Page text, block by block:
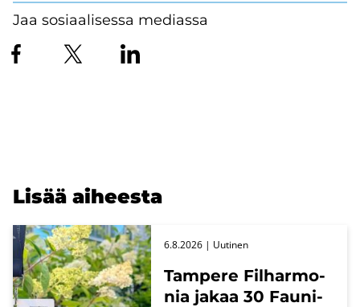
Jaa sosiaalisessa mediassa
Lisää ai­hees­ta
Tam­pe­re Fil­har­mo­
nia jakaa 30 Fau­ni­
6.8.2026 | Uu­ti­nen